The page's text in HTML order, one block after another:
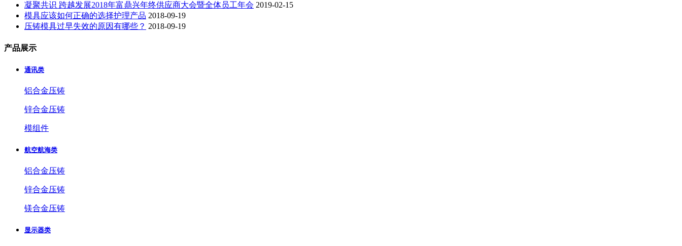
凝聚共识 跨越发展2018年富鼎兴年终供应商大会暨全体员工年会 2019-02-15
模具应该如何正确的选择护理产品 2018-09-19
压铸模具过早失效的原因有哪些？ 2018-09-19
产品展示
通讯类
铝合金压铸
锌合金压铸
模组件
航空航海类
铝合金压铸
锌合金压铸
镁合金压铸
显示器类